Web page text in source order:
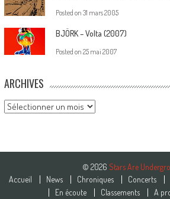
Posted on 31 mars 2005
BJÖRK – Volta (2007)
Posted on 25 mai 2007
ARCHIVES
Archives
© 2026 Stars Are
Accueil
News Chroniques Concerts
En écoute
Classements A